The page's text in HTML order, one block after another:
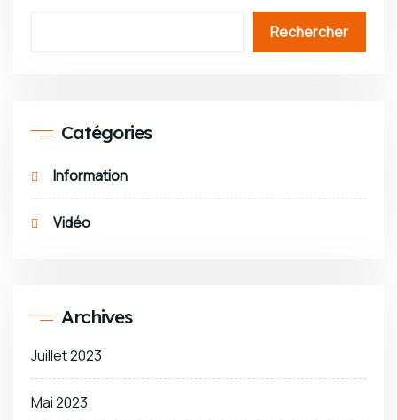
Rechercher
Catégories
Information
Vidéo
Archives
Juillet 2023
Mai 2023